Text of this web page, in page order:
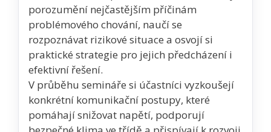
porozumění nejčastějším příčinám
problémového chování, naučí se
rozpoznávat rizikové situace a osvojí si
praktické strategie pro jejich předcházení i
efektivní řešení.
V průběhu semináře si účastníci vyzkoušejí
konkrétní komunikační postupy, které
pomáhají snižovat napětí, podporují